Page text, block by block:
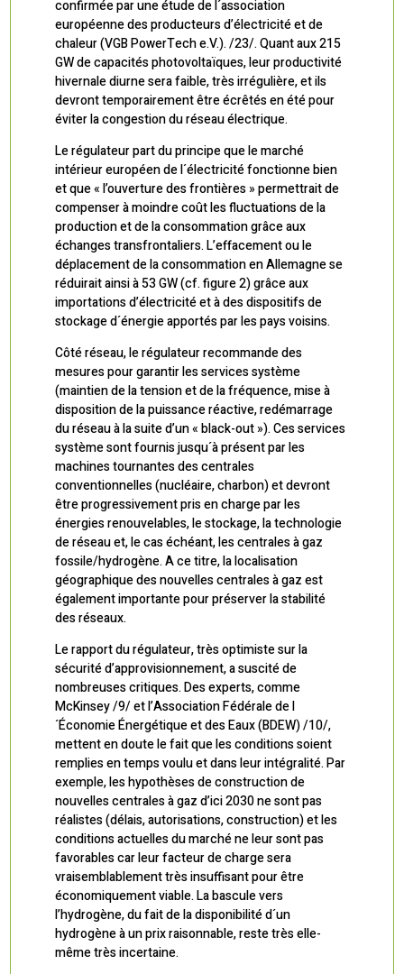
confirmée par une étude de l´association
européenne des producteurs d’électricité et de
chaleur (VGB PowerTech e.V.). /23/. Quant aux 215
GW de capacités photovoltaïques, leur productivité
hivernale diurne sera faible, très irrégulière, et ils
devront temporairement être écrêtés en été pour
éviter la congestion du réseau électrique.
Le régulateur part du principe que le marché
intérieur européen de l´électricité fonctionne bien
et que « l’ouverture des frontières » permettrait de
compenser à moindre coût les fluctuations de la
production et de la consommation grâce aux
échanges transfrontaliers. L’effacement ou le
déplacement de la consommation en Allemagne se
réduirait ainsi à 53 GW (cf. figure 2) grâce aux
importations d’électricité et à des dispositifs de
stockage d´énergie apportés par les pays voisins.
Côté réseau, le régulateur recommande des
mesures pour garantir les services système
(maintien de la tension et de la fréquence, mise à
disposition de la puissance réactive, redémarrage
du réseau à la suite d’un « black-out »). Ces services
système sont fournis jusqu´à présent par les
machines tournantes des centrales
conventionnelles (nucléaire, charbon) et devront
être progressivement pris en charge par les
énergies renouvelables, le stockage, la technologie
de réseau et, le cas échéant, les centrales à gaz
fossile/hydrogène. A ce titre, la localisation
géographique des nouvelles centrales à gaz est
également importante pour préserver la stabilité
des réseaux.
Le rapport du régulateur, très optimiste sur la
sécurité d’approvisionnement, a suscité de
nombreuses critiques. Des experts, comme
McKinsey /9/ et l’Association Fédérale de l
´Économie Énergétique et des Eaux (BDEW) /10/,
mettent en doute le fait que les conditions soient
remplies en temps voulu et dans leur intégralité. Par
exemple, les hypothèses de construction de
nouvelles centrales à gaz d’ici 2030 ne sont pas
réalistes (délais, autorisations, construction) et les
conditions actuelles du marché ne leur sont pas
favorables car leur facteur de charge sera
vraisemblablement très insuffisant pour être
économiquement viable. La bascule vers
l’hydrogène, du fait de la disponibilité d´un
hydrogène à un prix raisonnable, reste très elle-
même très incertaine.